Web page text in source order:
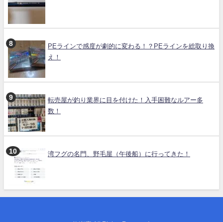
PEラインで感度が劇的に変わる！？PEラインを総取り換
え！
転売屋が釣り業界に目を付けた！入手困難なルアー多
数！
湾フグの名門、野毛屋（午後船）に行ってきた！